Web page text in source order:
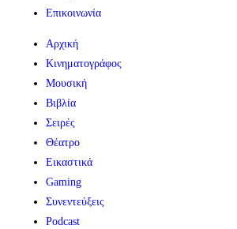
Επικοινωνία
Αρχική
Κινηματογράφος
Μουσική
Βιβλία
Σειρές
Θέατρο
Εικαστικά
Gaming
Συνεντεύξεις
Podcast